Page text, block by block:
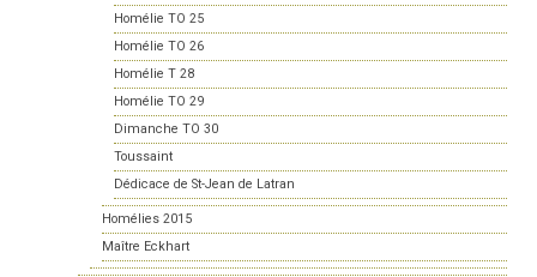
Homélie TO 25
Homélie TO 26
Homélie T 28
Homélie TO 29
Dimanche TO 30
Toussaint
Dédicace de St-Jean de Latran
Homélies 2015
Maître Eckhart